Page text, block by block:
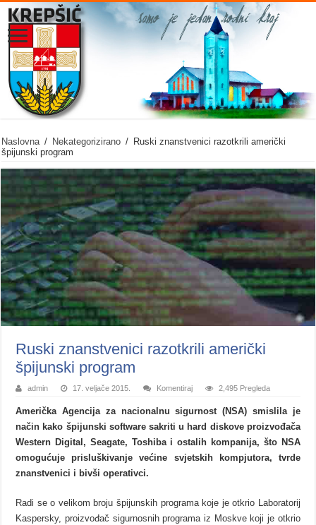
Naslovna / Nekategorizirano / Ruski znanstvenici razotkrili američki
špijunski program
Ruski znanstvenici razotkrili američki
špijunski program
admin 17. veljače 2015. Komentiraj 2,495 Pregleda
Američka Agencija za nacionalnu sigurnost (NSA) smislila je
način kako špijunski software sakriti u hard diskove proizvođača
Western Digital, Seagate, Toshiba i ostalih kompanija, što NSA
omogućuje prisluškivanje većine svjetskih kompjutora, tvrde
znanstvenici i bivši operativci.
Radi se o velikom broju špijunskih programa koje je otkrio Laboratorij
Kaspersky, proizvođač sigurnosnih programa iz Moskve koji je otkrio